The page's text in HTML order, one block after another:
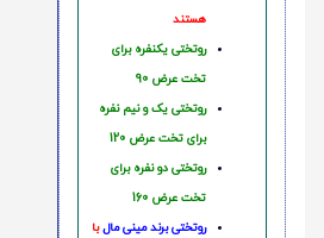
هستند
روتختی یکنفره برای
تخت عرض 90
روتختی یک و نیم نفره
برای تخت عرض 120
روتختی دو نفره برای
تخت عرض 160
روتختی‌ برند مینی مالبا